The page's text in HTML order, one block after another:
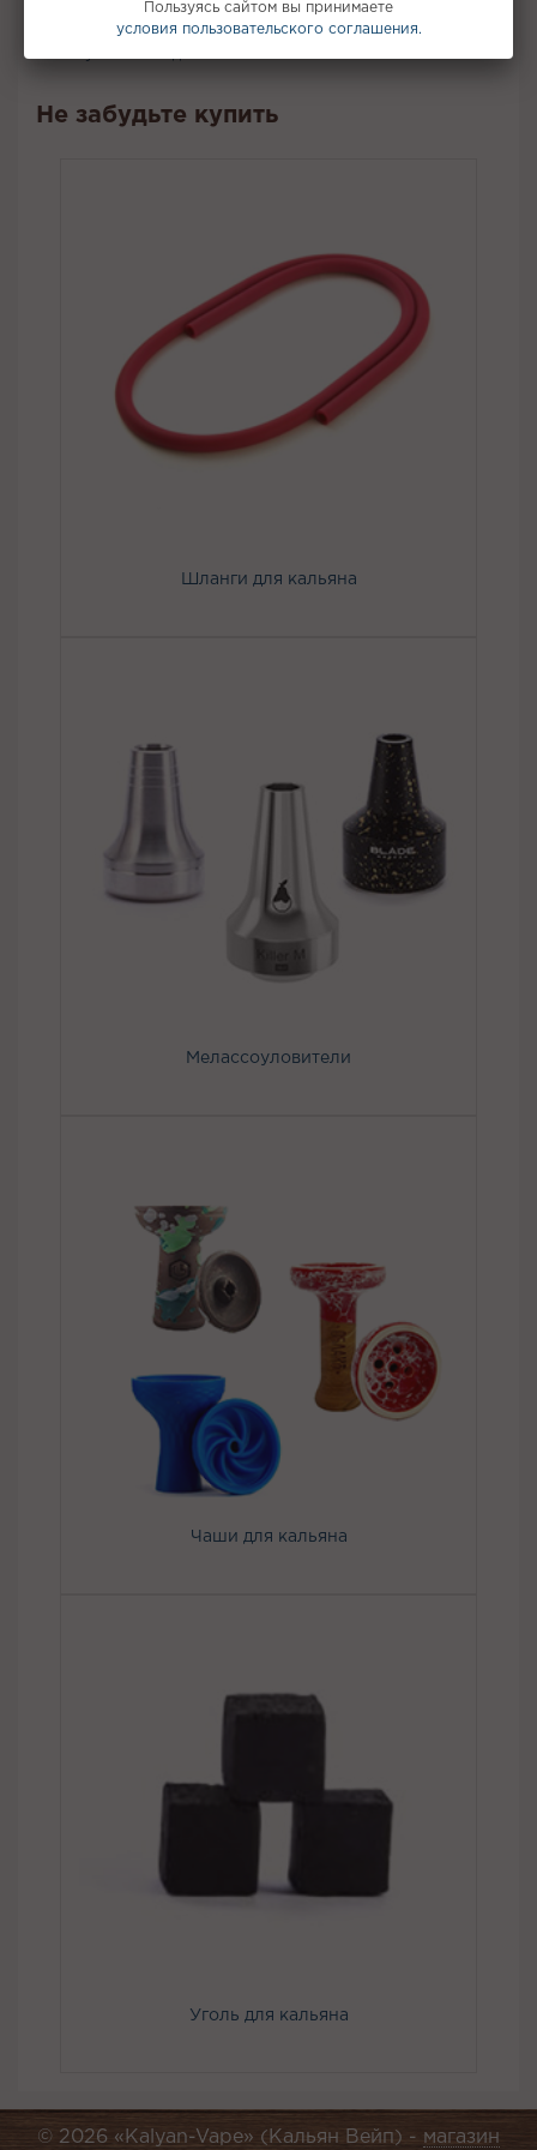
Не забудьте купить
Шланги для кальяна
Мелассоуловители
Чаши для кальяна
Уголь для кальяна
© 2026 «Kalyan-Vape» (Кальян Вейп) - магазин
Пользуясь сайтом вы принимаете
условия пользовательского соглашения.